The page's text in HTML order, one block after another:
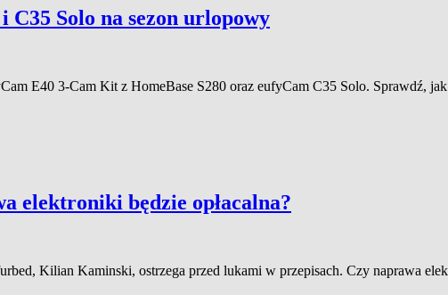
Solo na sezon urlopowy
E40 3-Cam Kit z HomeBase S280 oraz eufyCam C35 Solo. Sprawdź,
elektroniki będzie opłacalna?
Kilian Kaminski, ostrzega przed lukami w przepisach. Czy naprawa